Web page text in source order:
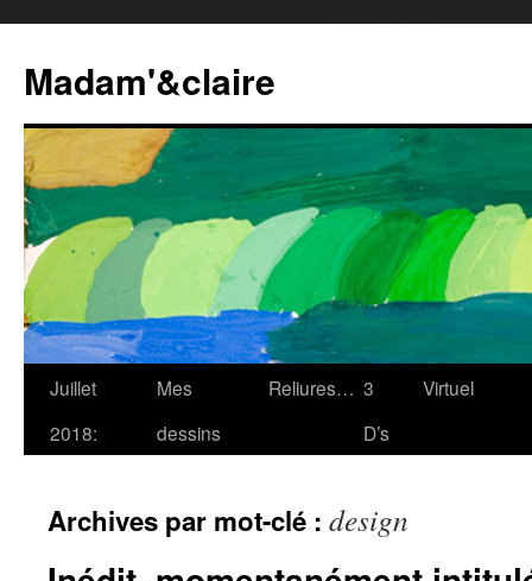
Madam'&claire
Juillet
2018:
Mes
dessins
Reliures… 3
D’s
Virtuel
Archives par mot-clé : design